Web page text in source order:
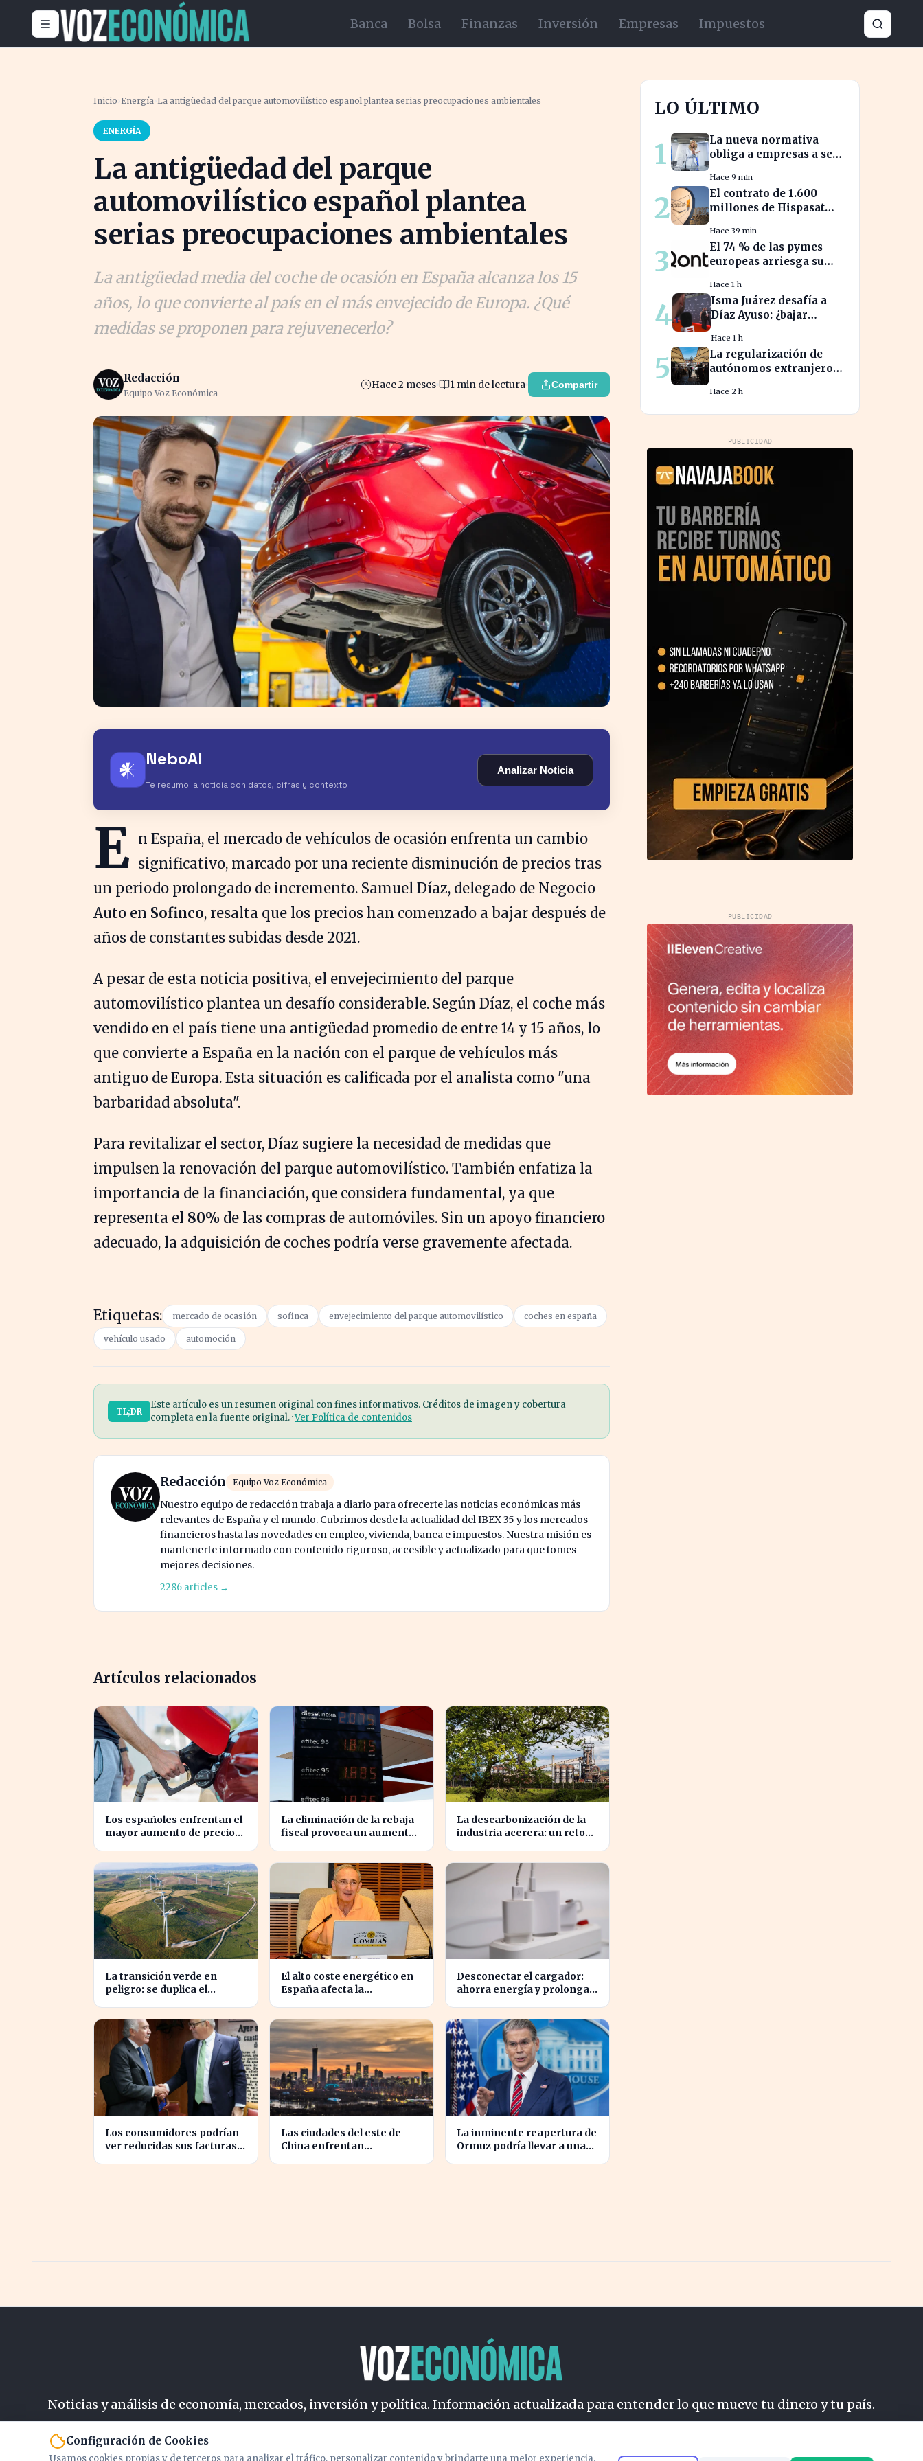
Banca Bolsa Finanzas Inversión Empresas Impuestos
Inicio ›Energía›La antigüedad del parque automovilístico español plantea serias preocupaciones ambientales
ENERGÍA
La antigüedad del parque
automovilístico español plantea
serias preocupaciones ambientales
La antigüedad media del coche de ocasión en España alcanza los 15
años, lo que convierte al país en el más envejecido de Europa. ¿Qué
medidas se proponen para rejuvenecerlo?
Redacción
Equipo Voz Económica
Hace 2 meses 1 min de lectura Compartir
𒀭 NeboAI
Te resumo la noticia con datos, cifras y contexto
Analizar Noticia
E n España, el mercado de vehículos de ocasión enfrenta un cambio
significativo, marcado por una reciente disminución de precios tras
un periodo prolongado de incremento. Samuel Díaz, delegado de Negocio
Auto en Sofinco, resalta que los precios han comenzado a bajar después de
años de constantes subidas desde 2021.
A pesar de esta noticia positiva, el envejecimiento del parque
automovilístico plantea un desafío considerable. Según Díaz, el coche más
vendido en el país tiene una antigüedad promedio de entre 14 y 15 años, lo
que convierte a España en la nación con el parque de vehículos más
antiguo de Europa. Esta situación es calificada por el analista como "una
barbaridad absoluta".
Para revitalizar el sector, Díaz sugiere la necesidad de medidas que
impulsen la renovación del parque automovilístico. También enfatiza la
importancia de la financiación, que considera fundamental, ya que
representa el 80% de las compras de automóviles. Sin un apoyo financiero
adecuado, la adquisición de coches podría verse gravemente afectada.
Etiquetas: mercado de ocasión sofinca envejecimiento del parque automovilístico coches en españa
vehículo usado automoción
TL;DR
Este artículo es un resumen original con fines informativos. Créditos de imagen y cobertura
completa en la fuente original. ·Ver Política de contenidos
Redacción Equipo Voz Económica
Nuestro equipo de redacción trabaja a diario para ofrecerte las noticias económicas más
relevantes de España y el mundo. Cubrimos desde la actualidad del IBEX 35 y los mercados
financieros hasta las novedades en empleo, vivienda, banca e impuestos. Nuestra misión es
mantenerte informado con contenido riguroso, accesible y actualizado para que tomes
mejores decisiones.
2286 articles →
Artículos relacionados
Los españoles enfrentan el
mayor aumento de precios
La eliminación de la rebaja
fiscal provoca un aumento
La descarbonización de la
industria acerera: un reto
La transición verde en
peligro: se duplica el
El alto coste energético en
España afecta la
Desconectar el cargador:
ahorra energía y prolonga
Los consumidores podrían
ver reducidas sus facturas
Las ciudades del este de
China enfrentan
La inminente reapertura de
Ormuz podría llevar a una
LO ÚLTIMO
1
La nueva normativa
obliga a empresas a ser
salarios entre
trabajadores en puestos
similares
Hace 9 min
2
El contrato de 1.600
millones de Hispasat
espacial en Europa
Hace 39 min
3
El 74 % de las pymes
europeas arriesga su
trabajar fuera de horas
Hace 1 h
4
Isma Juárez desafía a
Díaz Ayuso: ¿bajar
a la F1?
Hace 1 h
5
La regularización de
autónomos extranjeros
del empleo turístico
Hace 2 h
PUBLICIDAD
PUBLICIDAD
Noticias y análisis de economía, mercados, inversión y política. Información actualizada para entender lo que mueve tu dinero y tu país.
Configuración de Cookies
Usamos cookies propias y de terceros para analizar el tráfico, personalizar contenido y brindarte una mejor experiencia.